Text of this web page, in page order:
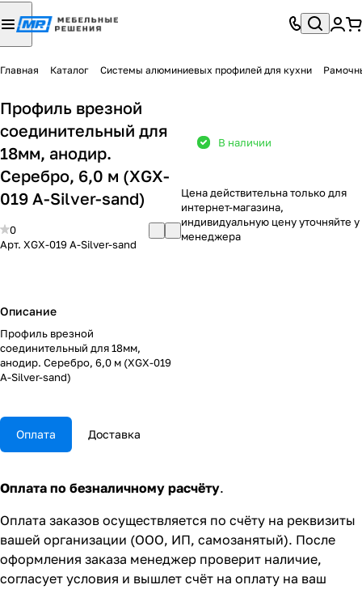
Главная Каталог Системы алюминиевых профилей для кухни
Профиль врезной
соединительный для
18мм, анодир.
Серебро, 6,0 м (XGX-
019 A-Silver-sand)
0
Арт. XGX-019 A-Silver-sand
Описание
Профиль врезной
соединительный для 18мм,
анодир. Серебро, 6,0 м (XGX-019
A-Silver-sand)
В наличии
Цена действительна только для
интернет-магазина,
индивидуальную цену уточняйте у
менеджера
Оплата Доставка
Оплата по безналичному расчёту.
Оплата заказов осуществляется по счёту на реквизиты
вашей организации (ООО, ИП, самозанятый). После
оформления заказа менеджер проверит наличие,
согласует условия и вышлет счёт на оплату на ваш